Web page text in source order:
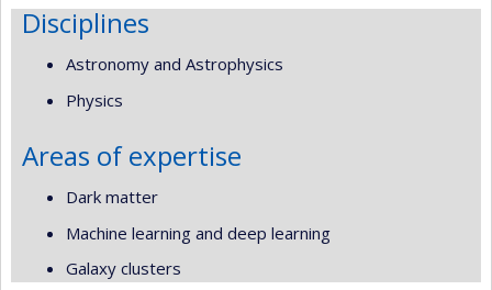
Disciplines
Astronomy and Astrophysics
Physics
Areas of expertise
Dark matter
Machine learning and deep learning
Galaxy clusters